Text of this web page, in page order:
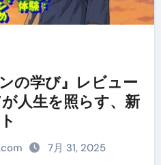
の学び』レビュー
人生を照らす、新
7月 31, 2025